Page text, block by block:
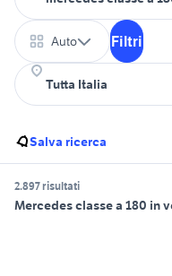
Auto Filtri
Salva ricerca
2.897 risultati
Mercedes classe a 180 in